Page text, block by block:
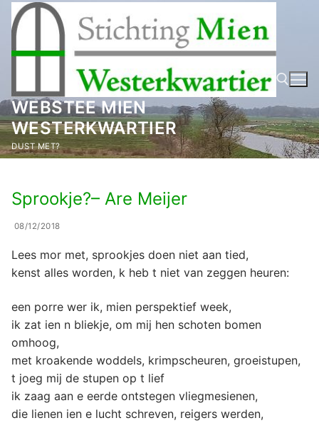
naar
inhoud
WEBSTEE MIEN
WESTERKWARTIER
DUST MET? Zoeken naar:
Sprookje?– Are Meijer
08/12/2018
Lees mor met, sprookjes doen niet aan tied,
kenst alles worden, k heb t niet van zeggen heuren:
een porre wer ik, mien perspektief week,
ik zat ien n bliekje, om mij hen schoten bomen
omhoog,
met kroakende woddels, krimpscheuren, groeistupen,
t joeg mij de stupen op t lief
ik zaag aan e eerde ontstegen vliegmesienen,
die lienen ien e lucht schreven, reigers werden,